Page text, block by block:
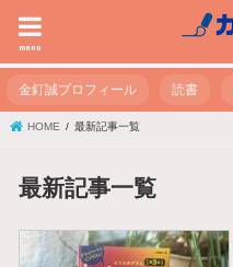
menu
金釘誠プロフィール 読書
HOME 最新記事一覧
最新記事一覧